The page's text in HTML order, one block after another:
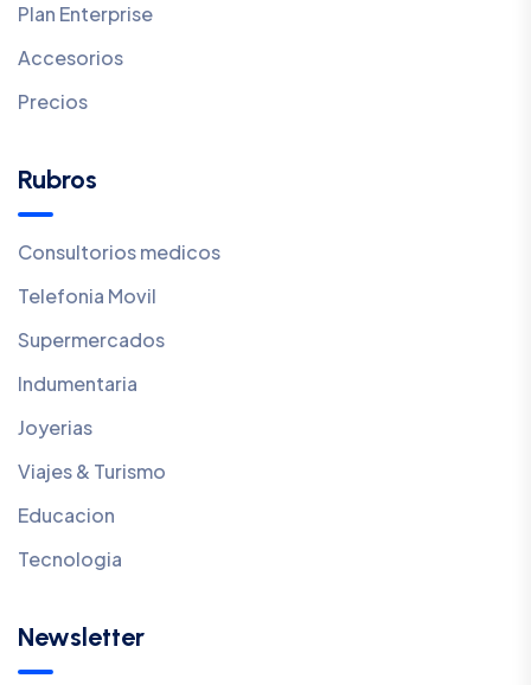
Plan Enterprise
Accesorios
Precios
Rubros
Consultorios medicos
Telefonia Movil
Supermercados
Indumentaria
Joyerias
Viajes & Turismo
Educacion
Tecnologia
Newsletter